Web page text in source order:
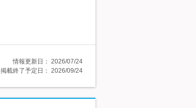
情報更新日： 2026/07/24
掲載終了予定日： 2026/09/24